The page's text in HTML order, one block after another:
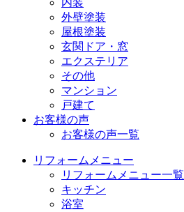
内装
外壁塗装
屋根塗装
玄関ドア・窓
エクステリア
その他
マンション
戸建て
お客様の声
お客様の声一覧
リフォームメニュー
リフォームメニュー一覧
キッチン
浴室